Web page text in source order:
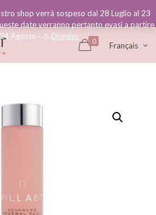
0 Français
shop verrà sospeso dal 28 Luglio al 23
date verranno pertanto evasi a partire
Agosto · ⚠︎ Dismiss